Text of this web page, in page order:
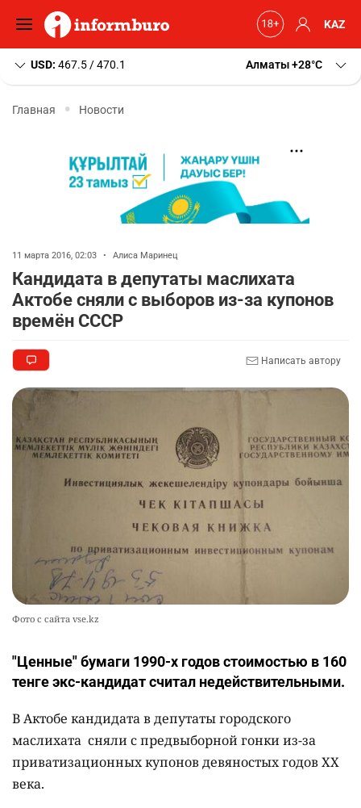
KAZ
USD: 467.5 / 470.1 Алматы+28 C
Главная Новости
11 марта 2016, 02:03 • Алиса Маринец
Кандидата в депутаты маслихата
Актобе сняли с выборов из-за купонов
времён СССР
Написать автору
Фото с сайта vse.kz
"Ценные" бумаги 1990-х годов стоимостью в 160
тенге экс-кандидат считал недействительными.
В Актобе кандидата в депутаты городского
маслихата сняли с предвыборной гонки из-за
приватизационных купонов девяностых годов ХХ
века.